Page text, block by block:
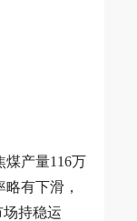
产量116万
有下滑，
场持稳运